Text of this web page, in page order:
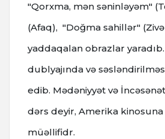
"Qorxma, mən səninləyəm"
(Afaq), "Doğma sahillər"
yaddaqalan obrazlar
dublyajında və
edib. Mədəniyyət və
dərs deyir, Amerika
müəllifidr.